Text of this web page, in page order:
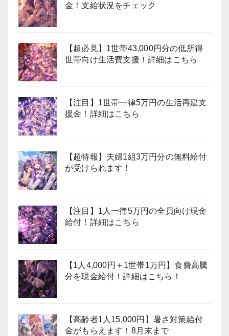
金！支給状況をチェック
【超必見】1世帯43,000円分の低所得
世帯向け生活費支援！詳細はこちら
【注目】1世帯一律5万円の生活再建支
援金！詳細はこちら
【超特報】夫婦1組3万円分の無料給付
が受けられます！
【注目】1人一律5万円の全員向け現金
給付！詳細はこちら
【1人4,000円＋1世帯1万円】食費高騰
分を現金給付！詳細はこちら！
【高齢者1人15,000円】暑さ対策給付
金がもらえます！8月末まで